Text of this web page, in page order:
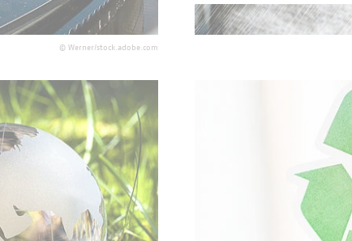
Abwasser.
© Werner/stock.adobe.com
Eine Herausforderung